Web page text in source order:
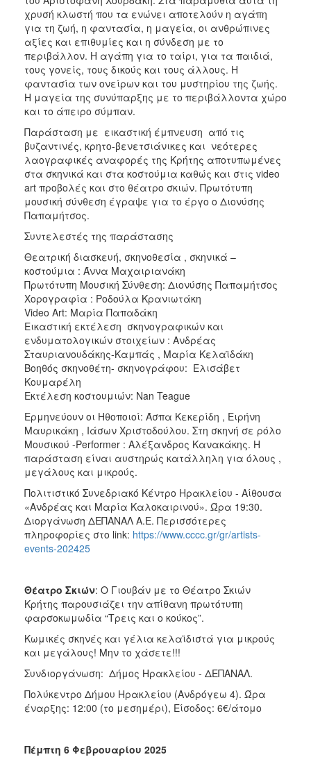
χρυσή κλωστή που τα ενώνει αποτελούν η αγάπη
για τη ζωή, η φαντασία, η μαγεία, οι ανθρώπινες
αξίες και επιθυμίες και η σύνδεση με το
περιβάλλον. Η αγάπη για το ταίρι, για τα παιδιά,
τους γονείς, τους δικούς και τους άλλους. Η
φαντασία των ονείρων και του μυστηρίου της ζωής.
Η μαγεία της συνύπαρξης με το περιβάλλοντα χώρο
και το άπειρο σύμπαν.
Παράσταση με εικαστική έμπνευση από τις
βυζαντινές, κρητο-βενετσιάνικες και νεότερες
λαογραφικές αναφορές της Κρήτης αποτυπωμένες
στα σκηνικά και στα κοστούμια καθώς και στις video
art προβολές και στο θέατρο σκιών. Πρωτότυπη
μουσική σύνθεση έγραψε για το έργο ο Διονύσης
Παπαμήτσος.
Συντελεστές της παράστασης
Θεατρική διασκευή, σκηνοθεσία , σκηνικά –
κοστούμια : Άννα Μαχαιριανάκη
Πρωτότυπη Μουσική Σύνθεση: Διονύσης Παπαμήτσος
Χορογραφία : Ροδούλα Κρανιωτάκη
Video Art: Μαρία Παπαδάκη
Εικαστική εκτέλεση σκηνογραφικών και
ενδυματολογικών στοιχείων : Ανδρέας
Σταυριανουδάκης-Καμπάς , Μαρία Κελαϊδάκη
Βοηθός σκηνοθέτη- σκηνογράφου: Ελισάβετ
Κουμαρέλη
Εκτέλεση κοστουμιών: Nan Teague
Ερμηνεύουν οι Ηθοποιοί: Άσπα Κεκερίδη , Ειρήνη
Μαυρικάκη , Ιάσων Χριστοδούλου. Στη σκηνή σε ρόλο
Μουσικού -Performer : Αλέξανδρος Κανακάκης. Η
παράσταση είναι αυστηρώς κατάλληλη για όλους ,
μεγάλους και μικρούς.
Πολιτιστικό Συνεδριακό Κέντρο Ηρακλείου - Αίθουσα
«Ανδρέας και Μαρία Καλοκαιρινού». Ώρα 19:30.
Διοργάνωση ΔΕΠΑΝΑΛ Α.Ε. Περισσότερες
πληροφορίες στο link: https://www.cccc.gr/gr/artists-
events-202425
Θέατρο Σκιών: Ο Γιουβάν με το Θέατρο Σκιών
Κρήτης παρουσιάζει την απίθανη πρωτότυπη
φαρσοκωμωδία “Τρεις και ο κούκος”.
Κωμικές σκηνές και γέλια κελαϊδιστά για μικρούς
και μεγάλους! Μην το χάσετε!!!
Συνδιοργάνωση: Δήμος Ηρακλείου - ΔΕΠΑΝΑΛ.
Πολύκεντρο Δήμου Ηρακλείου (Ανδρόγεω 4). Ώρα
έναρξης: 12:00 (το μεσημέρι), Είσοδος: 6€/άτομο
Πέμπτη 6 Φεβρουαρίου 2025